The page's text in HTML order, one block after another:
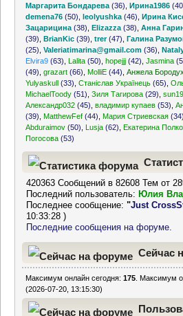
Маргарита Бондарева (36) ,Ирина1986
demena76 (50) ,leolyushka (46) ,Ирина
Зацарицина (38) ,Elizazza (38) ,Анна
(39) ,BrianKic (39) ,trer(47) ,Галина
(25) ,Valeriatimarina@gmail.com (36) ,
Elvira9 (63) Lalita (50) ,hopejjj (42) ,Jasmina
(49) ,grazart (66) MolliE (44) ,Анжела
Yulyaskull (33) ,Станіслав Українець (65) ,
MichaelToody (51) ,Зиля Тагирова (29) ,
Александр032 (45) ,владимир купаев (53) ,
(39)
MatthewFef (44) Мария Стриевская (34)
Abduraimov (50) Lusja (62) Екатерина
Погосова (53)
420363 Сообщений в 82608 Тем от
Последний пользователь: Юлия
Последнее сообщение:"Just
10:33:28 )
Последние сообщения на форуме.
Сейчас
Максимум онлайн сегодня:175 . Максимум
(2026-07-20, 13:15:30)